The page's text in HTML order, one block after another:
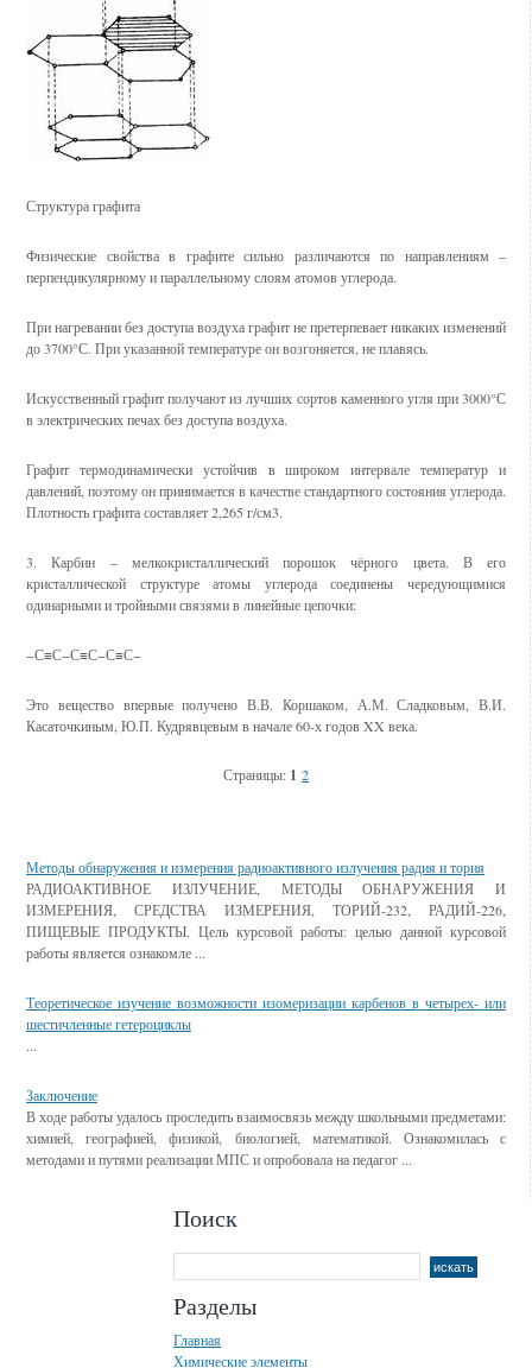
Структура графита
Физические свойства в графите сильно различаются по направлениям –
перпендикулярному и параллельному слоям атомов углерода.
При нагревании без доступа воздуха графит не претерпевает никаких изменений
до 3700°С. При указанной температуре он возгоняется, не плавясь.
Искусственный графит получают из лучших сортов каменного угля при 3000°С
в электрических печах без доступа воздуха.
Графит термодинамически устойчив в широком интервале температур и
давлений, поэтому он принимается в качестве стандартного состояния углерода.
Плотность графита составляет 2,265 г/см3.
3. Карбин – мелкокристаллический порошок чёрного цвета. В его
кристаллической структуре атомы углерода соединены чередующимися
одинарными и тройными связями в линейные цепочки:
−С≡С−С≡С−С≡С−
Это вещество впервые получено В.В. Коршаком, А.М. Сладковым, В.И.
Касаточкиным, Ю.П. Кудрявцевым в начале 60-х годов XX века.
Страницы: 1 2
Методы обнаружения и измерения радиоактивного излучения радия и тория
РАДИОАКТИВНОЕ ИЗЛУЧЕНИЕ, МЕТОДЫ ОБНАРУЖЕНИЯ И
ИЗМЕРЕНИЯ, СРЕДСТВА ИЗМЕРЕНИЯ, ТОРИЙ-232, РАДИЙ-226,
ПИЩЕВЫЕ ПРОДУКТЫ. Цель курсовой работы: целью данной курсовой
работы является ознакомле ...
Теоретическое изучение возможности изомеризации карбенов в четырех- или
шестичленные гетероциклы
...
Заключение
В ходе работы удалось проследить взаимосвязь между школьными предметами:
химией, географией, физикой, биологией, математикой. Ознакомилась с
методами и путями реализации МПС и опробовала на педагог ...
Поиск
Разделы
Главная
Химические элементы